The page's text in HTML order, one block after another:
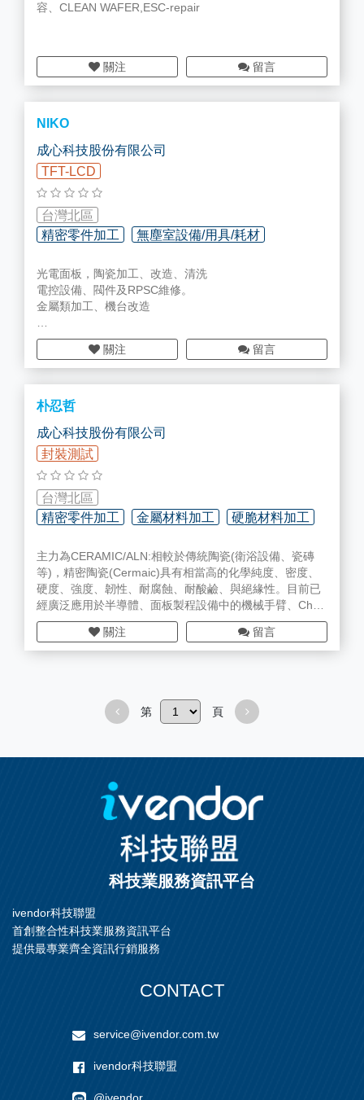
容、CLEAN WAFER,ESC-repair
關注 留言
NIKO
成心科技股份有限公司
TFT-LCD
台灣北區
精密零件加工
無塵室設備/用具/耗材
光電面板，陶瓷加工、改造、清洗
電控設備、閥件及RPSC維修。
金屬類加工、機台改造
關注 留言
朴忍哲
成心科技股份有限公司
封裝測試
台灣北區
精密零件加工
金屬材料加工 硬脆材料加工
主力為CERAMIC/ALN:相較於傳統陶瓷(衛浴設備、瓷磚
等)，精密陶瓷(Cermaic)具有相當高的化學純度、密度、
硬度、強度、韌性、耐腐蝕、耐酸鹼、與絕緣性。目前已
經廣泛應用於半導體、面板製程設備中的機械手臂、Cha
mber內襯、上蓋、與瓷環等。
SILICON 目前半導體元件大多使用碳化矽（Silicon），尤
其是數位電子科技幾乎都是建立在矽半導體材料上。矽半
無法以其他材料來替代，但矽的缺點也隨著光學科技的發
展而逐漸浮現。例如Bulk結晶狀態的矽無法發光，因此到
極體的半導體雷射，主動元件之間的信號直接利用光線傳
輸，不論是材料穩定性或是積體電路之間的整合性功能，
都會比其它材料更出類拔萃。
關注 留言
第 頁
科技業服務資訊平台
ivendor科技聯盟
首創整合性科技業服務資訊平台
提供最專業齊全資訊行銷服務
CONTACT
service@ivendor.com.tw
ivendor科技聯盟